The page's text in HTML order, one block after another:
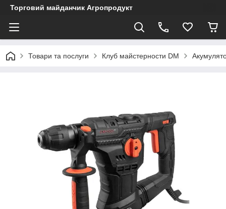
Торговий майданчик Агропродукт
Товари та послуги Клуб майстерности DM